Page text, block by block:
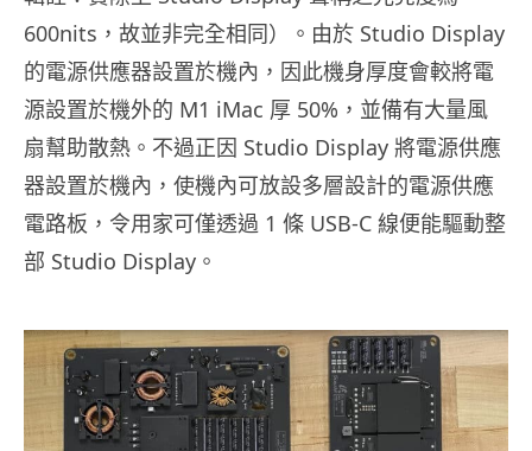
600nits，故並非完全相同）。由於 Studio Display
的電源供應器設置於機內，因此機身厚度會較將電
源設置於機外的 M1 iMac 厚 50%，並備有大量風
扇幫助散熱。不過正因 Studio Display 將電源供應
器設置於機內，使機內可放設多層設計的電源供應
電路板，令用家可僅透過 1 條 USB-C 線便能驅動整
部 Studio Display。